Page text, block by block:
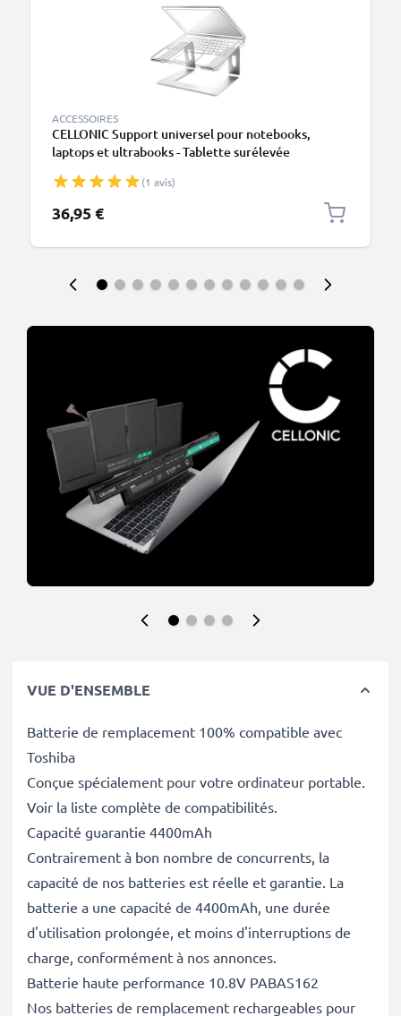
ACCESSOIRES
CELLONIC Support universel pour notebooks,
laptops et ultrabooks - Tablette surélevée
aluminium léger de 26 cm
(1 avis)
36,95 €
VUE D'ENSEMBLE
Batterie de remplacement 100% compatible avec
Toshiba
Conçue spécialement pour votre ordinateur portable.
Voir la liste complète de compatibilités.
Capacité guarantie 4400mAh
Contrairement à bon nombre de concurrents, la
capacité de nos batteries est réelle et garantie. La
batterie a une capacité de 4400mAh, une durée
d'utilisation prolongée, et moins d'interruptions de
charge, conformément à nos annonces.
Batterie haute performance 10.8V PABAS162
Nos batteries de remplacement rechargeables pour